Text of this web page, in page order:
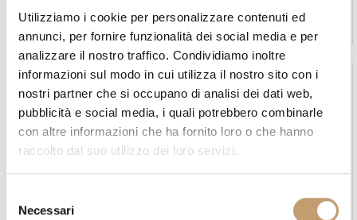
Utilizziamo i cookie per personalizzare contenuti ed
annunci, per fornire funzionalità dei social media e per
analizzare il nostro traffico. Condividiamo inoltre
informazioni sul modo in cui utilizza il nostro sito con i
nostri partner che si occupano di analisi dei dati web,
pubblicità e social media, i quali potrebbero combinarle
con altre informazioni che ha fornito loro o che hanno
raccolto dal suo utilizzo dei loro servizi.
Necessari
Loveseat- Talenti
Prix sur demande
Prix sur demande
-10 %
Talenti
-10 %